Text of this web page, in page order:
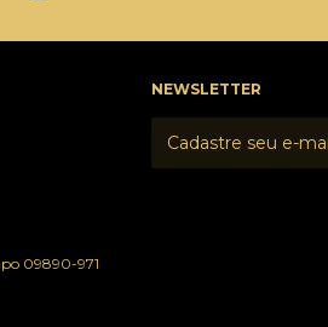
09890-971
NEWSLETTER